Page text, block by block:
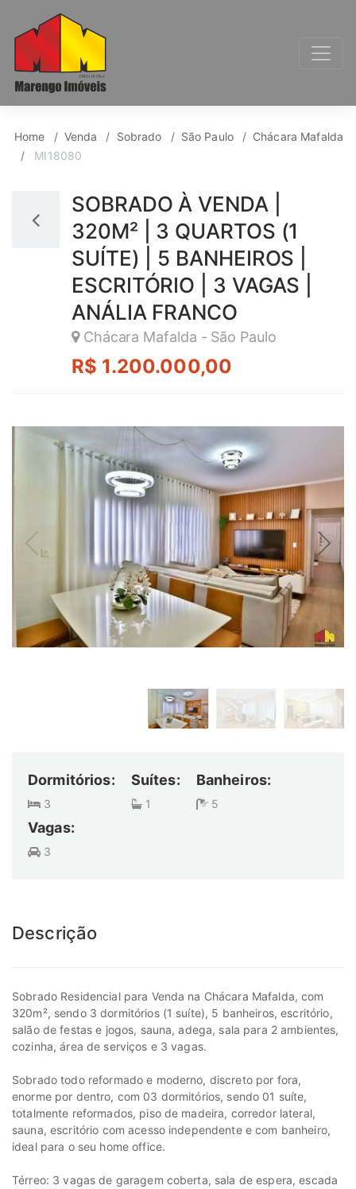
Sobrado para
Home Venda Sobrado São Paulo
Chácara Mafalda
MI18080
SOBRADO À VENDA |
320M² | 3 QUARTOS (1
SUÍTE) | 5 BANHEIROS |
ESCRITÓRIO | 3 VAGAS |
ANÁLIA FRANCO
Chácara Mafalda - São Paulo
R$ 1.200.000,00
Dormitórios:
3
Suítes:
1
Banheiros:
5
Vagas:
3
Descrição
Sobrado Residencial para Venda na Chácara Mafalda, com
320m², sendo 3 dormitórios (1 suíte), 5 banheiros, escritório,
salão de festas e jogos, sauna, adega, sala para 2 ambientes,
cozinha, área de serviços e 3 vagas.
Sobrado todo reformado e moderno, discreto por fora,
enorme por dentro, com 03 dormitórios, sendo 01 suíte,
totalmente reformados, piso de madeira, corredor lateral,
sauna, escritório com acesso independente e com banheiro,
ideal para o seu home office.
Térreo: 3 vagas de garagem coberta, sala de espera, escada